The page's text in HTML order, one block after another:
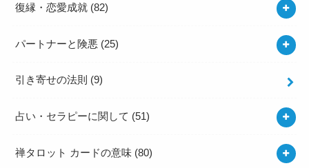
復縁・恋愛成就 (82)
パートナーと険悪 (25)
引き寄せの法則 (9)
占い・セラピーに関して (51)
禅タロット カードの意味 (80)